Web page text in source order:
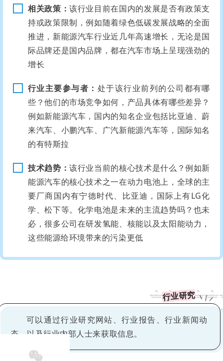
相关政策：该行业目前在国内的发展是否有政策支
持或政策限制，例如随着绿色低碳发展战略的全面
推进，新能源汽车行业近几年高速增长，无论是国
际品牌还是国内品牌，都在汽车市场上呈现强劲的
增长
行业主要参与者： 处于该行业前列的公司都有哪
些？他们的市场竞争如何，产品具体有哪些差异？
例如新能源汽车，国内的知名企业包括比亚迪、蔚
来汽车、小鹏汽车、广汽新能源汽车等，国际知名
的有特斯拉
技术趋势：该行业当前的核心技术是什么？例如新
能源汽车的核心技术之一在动力电池上，全球的主
要厂商国内有宁德时代、比亚迪，国际上有LG化
学、松下等。化学电池是未来的主流趋势吗？也未
必，很多公司在研发氢能、核能以及太阳能动力，
这些能源给环境带来的污染更低
行业研究
可以通过行业研究网站、行业报告、行业新闻动
态、以及行业内部人士来获取信息。